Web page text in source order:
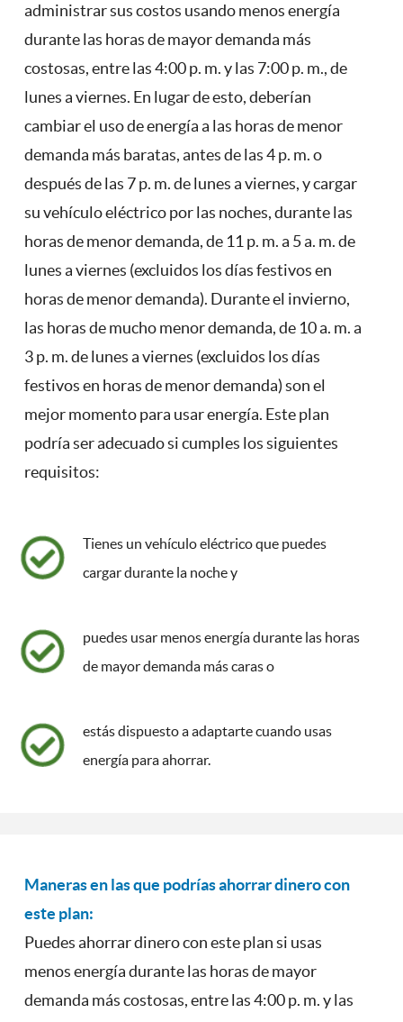
administrar sus costos usando menos energía
durante las horas de mayor demanda más
costosas, entre las 4:00 p. m. y las 7:00 p. m., de
lunes a viernes. En lugar de esto, deberían
cambiar el uso de energía a las horas de menor
demanda más baratas, antes de las 4 p. m. o
después de las 7 p. m. de lunes a viernes, y cargar
su vehículo eléctrico por las noches, durante las
horas de menor demanda, de 11 p. m. a 5 a. m. de
lunes a viernes (excluidos los días festivos en
horas de menor demanda). Durante el invierno,
las horas de mucho menor demanda, de 10 a. m. a
3 p. m. de lunes a viernes (excluidos los días
festivos en horas de menor demanda) son el
mejor momento para usar energía. Este plan
podría ser adecuado si cumples los siguientes
requisitos:
Tienes un vehículo eléctrico que puedes
cargar durante la noche y
puedes usar menos energía durante las horas
de mayor demanda más caras o
estás dispuesto a adaptarte cuando usas
energía para ahorrar.
Maneras en las que podrías ahorrar dinero con
este plan:
Puedes ahorrar dinero con este plan si usas
menos energía durante las horas de mayor
demanda más costosas, entre las 4:00 p. m. y las